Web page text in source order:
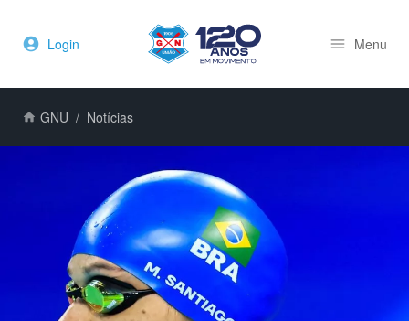
Login Menu
GNU Notícias